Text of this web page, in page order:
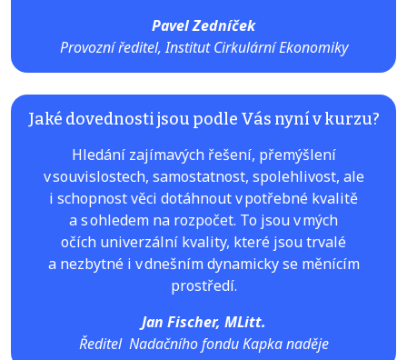
Pavel Zedníček
Provozní ředitel, Institut Cirkulární Ekonomiky
Jaké dovednosti jsou podle Vás nyní v kurzu?
Hledání zajímavých řešení, přemýšlení
v souvislostech, samostatnost, spolehlivost, ale
i schopnost věci dotáhnout v potřebné kvalitě
a s ohledem na rozpočet. To jsou v mých
očích univerzální kvality, které jsou trvalé
a nezbytné i v dnešním dynamicky se měnícím
prostředí.
Jan Fischer, MLitt.
Ředitel Nadačního fondu Kapka naděje